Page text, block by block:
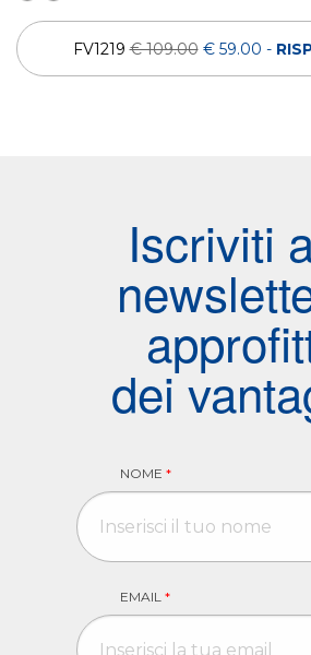
FV1219€ 109.00 € 59.00 -
Iscriviti
dei
NOME *
EMAIL *